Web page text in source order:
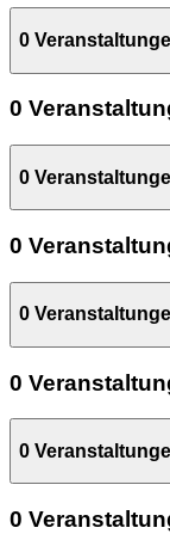
0
0
0
0
0
0
0
0